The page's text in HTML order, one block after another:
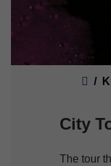
City
The tour